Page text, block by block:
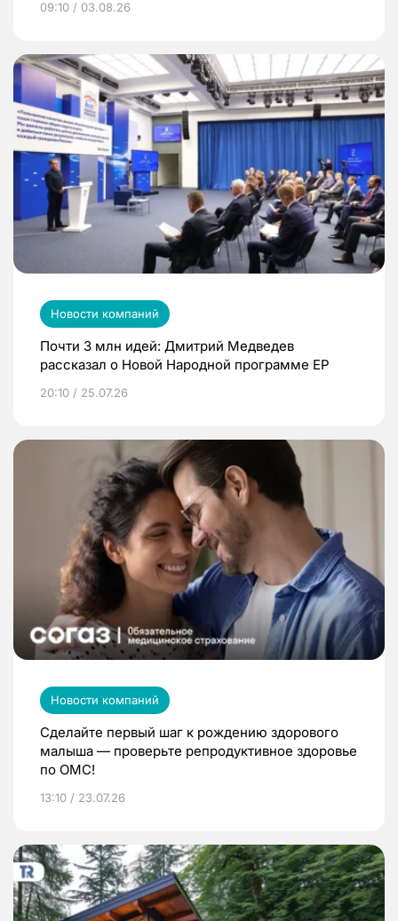
09:10 / 03.08.26
Новости компаний
Почти 3 млн идей: Дмитрий Медведев
рассказал о Новой Народной программе ЕР
20:10 / 25.07.26
Новости компаний
Сделайте первый шаг к рождению здорового
малыша — проверьте репродуктивное здоровье
по ОМС!
13:10 / 23.07.26